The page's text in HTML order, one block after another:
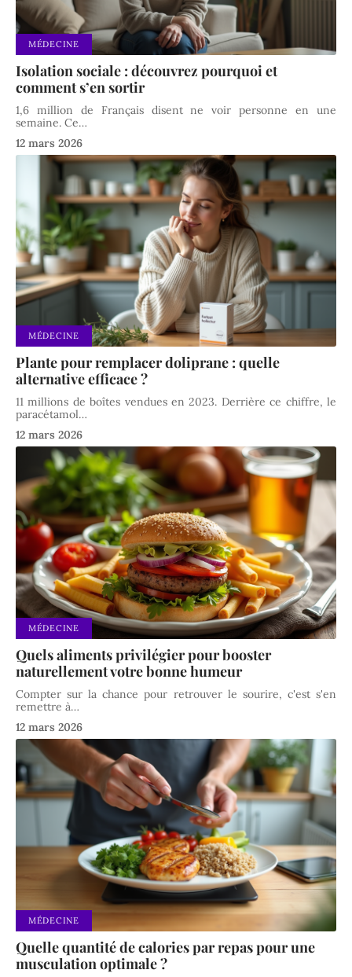
MÉDECINE
Isolation sociale : découvrez pourquoi et
comment s’en sortir
1,6 million de Français disent ne voir personne en une
semaine. Ce…
12 mars 2026
MÉDECINE
Plante pour remplacer doliprane : quelle
alternative efficace ?
11 millions de boîtes vendues en 2023. Derrière ce chiffre, le
paracétamol…
12 mars 2026
MÉDECINE
Quels aliments privilégier pour booster
naturellement votre bonne humeur
Compter sur la chance pour retrouver le sourire, c'est s'en
remettre à…
12 mars 2026
MÉDECINE
Quelle quantité de calories par repas pour une
musculation optimale ?